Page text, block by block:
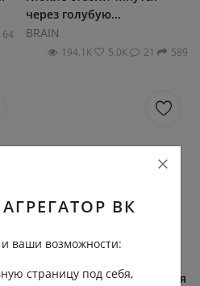
64
через голубую...
BRAIN
194.1К 5.0К 21 589
Сельдяной король — самая
АГРЕГАТОР ВК
ваши возможности:
страницу под себя,